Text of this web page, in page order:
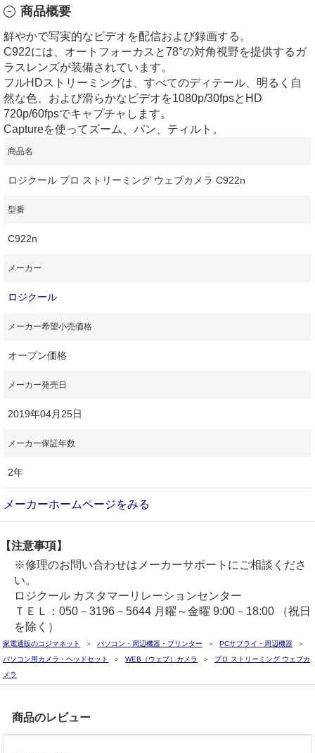
商品概要
鮮やかで写実的なビデオを配信および録画する。
C922には、オートフォーカスと78°の対角視野を提供するガ
ラスレンズが装備されています。
フルHDストリーミングは、すべてのディテール、明るく自
然な色、および滑らかなビデオを1080p/30fpsとHD
720p/60fpsでキャプチャします。
Captureを使ってズーム、パン、ティルト。
商品名
ロジクール プロ ストリーミング ウェブカメラ C922n
型番
C922n
メーカー
ロジクール
メーカー希望小売価格
オープン価格
メーカー発売日
2019年04月25日
メーカー保証年数
2年
メーカーホームページをみる
【注意事項】
※修理のお問い合わせはメーカーサポートにご相談くださ
い。
ロジクール カスタマーリレーションセンター
ＴＥＬ：050－3196－5644 月曜～金曜 9:00－18:00 （祝日
を除く）
家電通販のコジマネット パソコン・周辺機器・プリンター
PCサプライ・周辺機器
パソコン用カメラ・ヘッドセット
WEB（ウェブ）カメラ
プロ ストリーミング ウェブカ
メラ
商品のレビュー